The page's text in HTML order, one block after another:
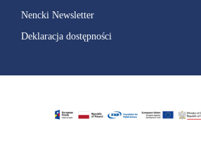
Nencki Newsletter
Deklaracja dostępności